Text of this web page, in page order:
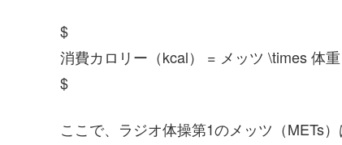
$
消費カロリー（kcal） = メッツ \times 体
$
ここで、ラジオ体操第1のメッツ（METs）